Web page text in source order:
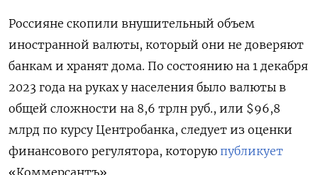
Россияне скопили внушительный объем
иностранной валюты, который они не доверяют
банкам и хранят дома. По состоянию на 1 декабря
2023 года на руках у населения было валюты в
общей сложности на 8,6 трлн руб., или $96,8
млрд по курсу Центробанка, следует из оценки
финансового регулятора, которую публикует
«Коммерсантъ».